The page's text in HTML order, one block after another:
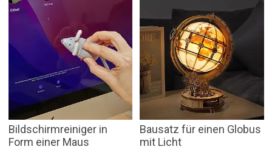
Bildschirmreiniger in
Form einer Maus
Bausatz für einen Globus
mit Licht